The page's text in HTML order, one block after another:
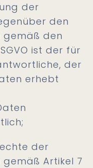
der
den
gemäß den
ist der für
der
erhebt
der
Artikel 7